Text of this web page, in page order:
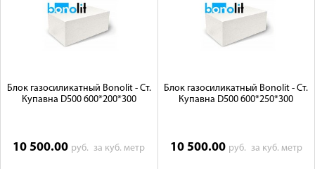
Блок газосиликатный Bonolit - Ст.
Купавна D500 600*200*300
10 500.00 руб.за куб. метр
Блок газосиликатный Bonolit - Ст.
Купавна D500 600*250*300
10 500.00 руб. за куб. метр